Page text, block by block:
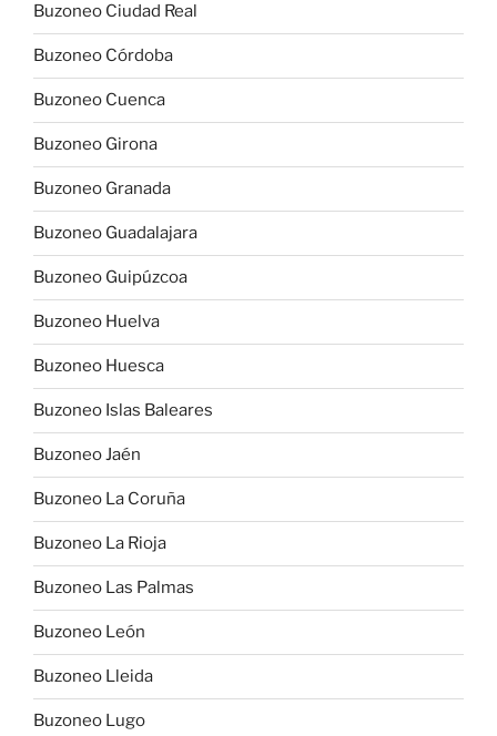
Buzoneo Ciudad Real
Buzoneo Córdoba
Buzoneo Cuenca
Buzoneo Girona
Buzoneo Granada
Buzoneo Guadalajara
Buzoneo Guipúzcoa
Buzoneo Huelva
Buzoneo Huesca
Buzoneo Islas Baleares
Buzoneo Jaén
Buzoneo La Coruña
Buzoneo La Rioja
Buzoneo Las Palmas
Buzoneo León
Buzoneo Lleida
Buzoneo Lugo